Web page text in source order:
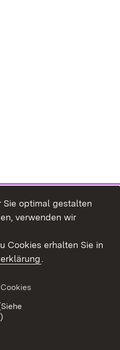
Erklärung zur
Sie optimal gestalten
verwenden wir
Cookies erhalten Sie in
.